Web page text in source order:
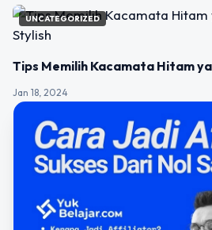
UNCATEGORIZED
Tips Memilih Kacamata Hitam
Jan 18, 2024